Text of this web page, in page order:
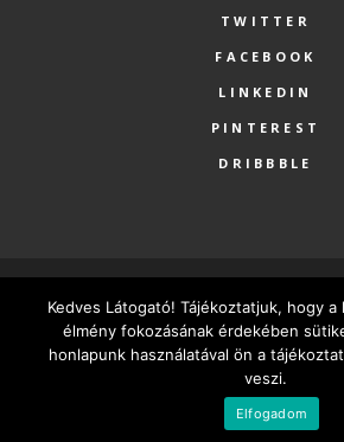
TWITTER
FACEBOOK
LINKEDIN
PINTEREST
DRIBBBLE
COPYRIGHT 2017 -
FŐOLDAL SZOLGÁLTATÁSOK
MINDEN VÁLLALKOZÁSNAK
MAGYAR
Kedves Látogató! Tájékoztatjuk, hogy
élmény fokozásának érdekében
honlapunk használatával ön a
veszi.
Elfogadom